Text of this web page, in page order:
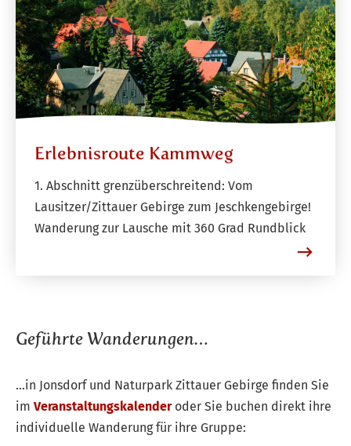
Erlebnisroute Kammweg
1. Abschnitt grenzüberschreitend: Vom
Lausitzer/Zittauer Gebirge zum Jeschkengebirge!
Wanderung zur Lausche mit 360 Grad Rundblick
Geführte Wanderungen…
…in Jonsdorf und Naturpark Zittauer Gebirge finden Sie
im Veranstaltungskalenderoder Sie buchen direkt ihre
individuelle Wanderung für ihre Gruppe: